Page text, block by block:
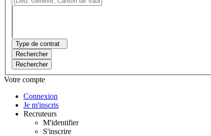
Type de contrat
Rechercher
Rechercher
Votre compte
Connexion
Je m'inscris
Recruteurs
M'identifier
S'inscrire